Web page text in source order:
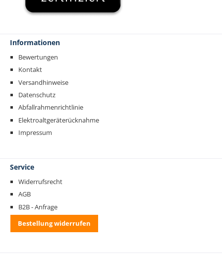
Informationen
Bewertungen
Kontakt
Versandhinweise
Datenschutz
Abfallrahmenrichtlinie
Elektroaltgeräterücknahme
Impressum
Service
Widerrufsrecht
AGB
B2B - Anfrage
Bestellung widerrufen